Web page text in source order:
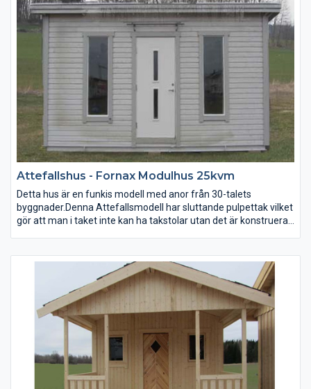
Attefallshus - Fornax Modulhus 25kvm
Detta hus är en funkis modell med anor från 30-talets
byggnader.Denna Attefallsmodell har sluttande pulpettak vilket
gör att man i taket inte kan ha takstolar utan det är konstruerat
köparen att välja yttertak utifrån sina behov. Mest lättskött
takmaterial är takplåt, välj takpanneformad plåt vilket är ett bra
val liknar takpannor men äe lättare och mer lättskött, påväxt
bildas inte lika lätt som på betongpannor. Bygg huset själv eller
beställ montering av huset som tillval.
Utvändigt stommått: 410×600 cm
Invändig höjd: 200-260 cm
Pulpettak: 14 gr